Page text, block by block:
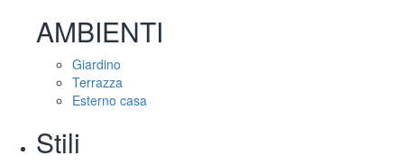
AMBIENTI
Giardino
Terrazza
Esterno casa
Stili